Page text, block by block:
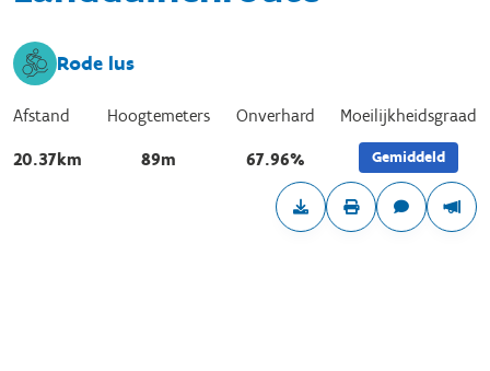
Rode lus
Afstand
20.37km
Hoogtemeters
89m
Onverhard
67.96%
Moeilijkheidsgraad
Gemiddeld